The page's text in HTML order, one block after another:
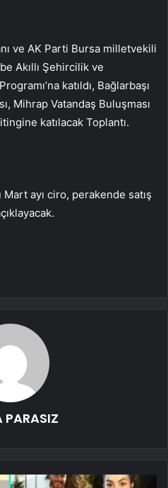
ve AK Parti Bursa milletvekili
Akıllı Şehircilik ve
katıldı, Bağlarbaşı
Mihrap Vatandaş Buluşması
katılacak Toplantı.
ayı ciro, perakende satış
PARASIZ